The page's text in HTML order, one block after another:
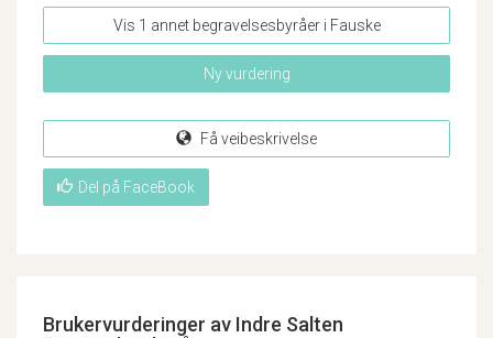
Vis 1 annet begravelsesbyråer i Fauske
Ny vurdering
Få veibeskrivelse
Del på FaceBook
Brukervurderinger av Indre Salten